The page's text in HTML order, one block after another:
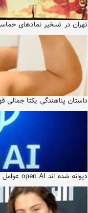
تهران در تسخیر نمادهای
داستان پناهندگی یکتا جمالی
دیوانه شده اند open AI عوامل